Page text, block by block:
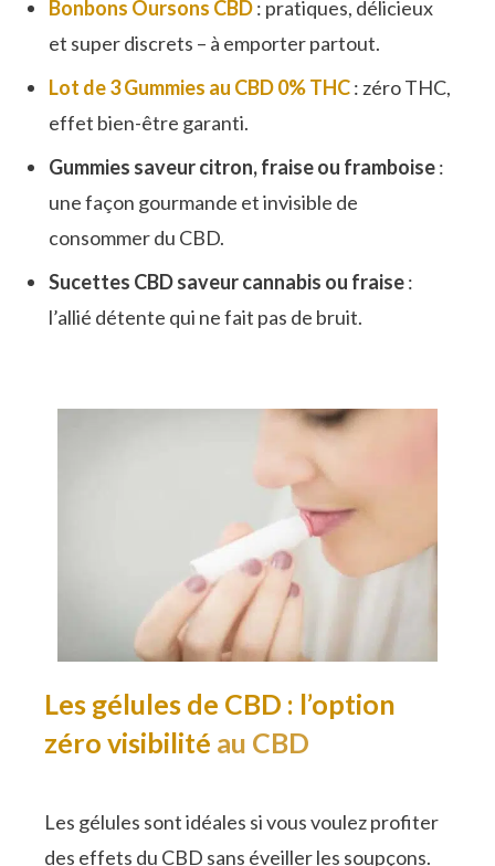
Bonbons Oursons CBD: pratiques, délicieux
et super discrets – à emporter partout.
Lot de 3 Gummies au CBD 0% THC: zéro THC,
effet bien-être garanti.
Gummies saveur citron,fraiseou framboise:
une façon gourmande et invisible de
consommer du CBD.
Sucettes CBD saveur cannabis ou fraise:
l’allié détente qui ne fait pas de bruit.
Les gélules de CBD : l’option
zéro visibilité au CBD
Les gélules sont idéales si vous voulez profiter
des effets du CBD sans éveiller les soupçons.